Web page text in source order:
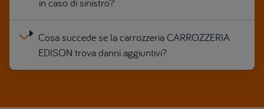
Cosa succede se la carrozzeria CARROZZERIA
EDISON trova danni aggiuntivi?